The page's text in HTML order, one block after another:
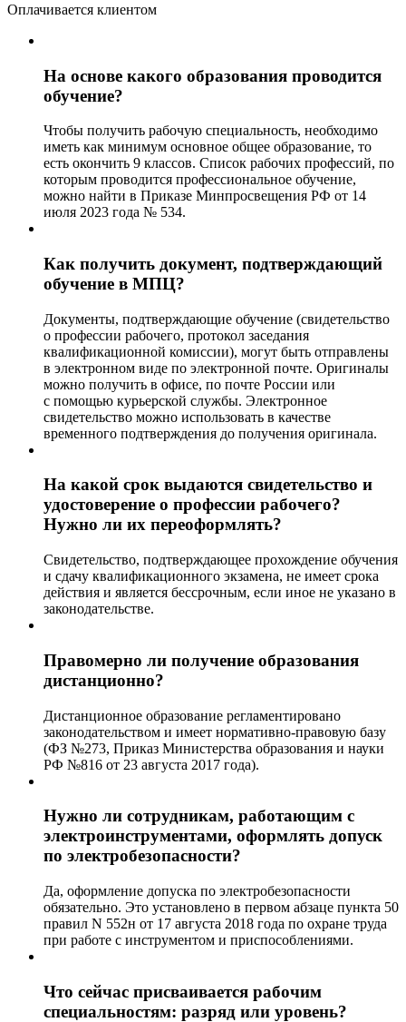
Оплачивается клиентом
На основе какого образования проводится
обучение?
Чтобы получить рабочую специальность, необходимо
иметь как минимум основное общее образование, то
есть окончить 9 классов. Список рабочих профессий, по
которым проводится профессиональное обучение,
можно найти в Приказе Минпросвещения РФ от 14
июля 2023 года № 534.
Как получить документ, подтверждающий
обучение в МПЦ?
Документы, подтверждающие обучение (свидетельство
о профессии рабочего, протокол заседания
квалификационной комиссии), могут быть отправлены
в электронном виде по электронной почте. Оригиналы
можно получить в офисе, по почте России или
с помощью курьерской службы. Электронное
свидетельство можно использовать в качестве
временного подтверждения до получения оригинала.
На какой срок выдаются свидетельство и
удостоверение о профессии рабочего?
Нужно ли их переоформлять?
Свидетельство, подтверждающее прохождение обучения
и сдачу квалификационного экзамена, не имеет срока
действия и является бессрочным, если иное не указано в
законодательстве.
Правомерно ли получение образования
дистанционно?
Дистанционное образование регламентировано
законодательством и имеет нормативно-правовую базу
(ФЗ №273, Приказ Министерства образования и науки
РФ №816 от 23 августа 2017 года).
Нужно ли сотрудникам, работающим с
электроинструментами, оформлять допуск
по электробезопасности?
Да, оформление допуска по электробезопасности
обязательно. Это установлено в первом абзаце пункта 50
правил N 552н от 17 августа 2018 года по охране труда
при работе с инструментом и приспособлениями.
Что сейчас присваивается рабочим
специальностям: разряд или уровень?